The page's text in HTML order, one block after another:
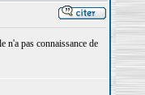
pas connaissance de